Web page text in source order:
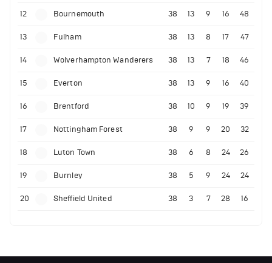
12 Bournemouth 38 13 9 16 48
13 Fulham 38 13 8 17 47
14 Wolverhampton Wanderers 38 13 7 18 46
15 Everton 38 13 9 16 40
16 Brentford 38 10 9 19 39
17 Nottingham Forest 38 9 9 20 32
18 Luton Town 38 6 8 24 26
19 Burnley 38 5 9 24 24
20 Sheffield United 38 3 7 28 16